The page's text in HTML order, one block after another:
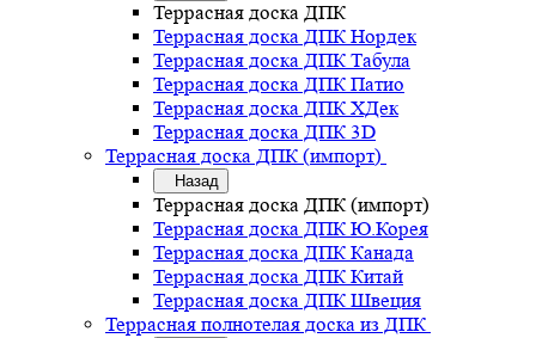
Террасная доска ДПК
Террасная доска ДПК Нордек
Террасная доска ДПК Табула
Террасная доска ДПК Патио
Террасная доска ДПК ХДек
Террасная доска ДПК 3D
Террасная доска ДПК (импорт)
Назад
Террасная доска ДПК (импорт)
Террасная доска ДПК Ю.Корея
Террасная доска ДПК Канада
Террасная доска ДПК Китай
Террасная доска ДПК Швеция
Террасная полнотелая доска из ДПК